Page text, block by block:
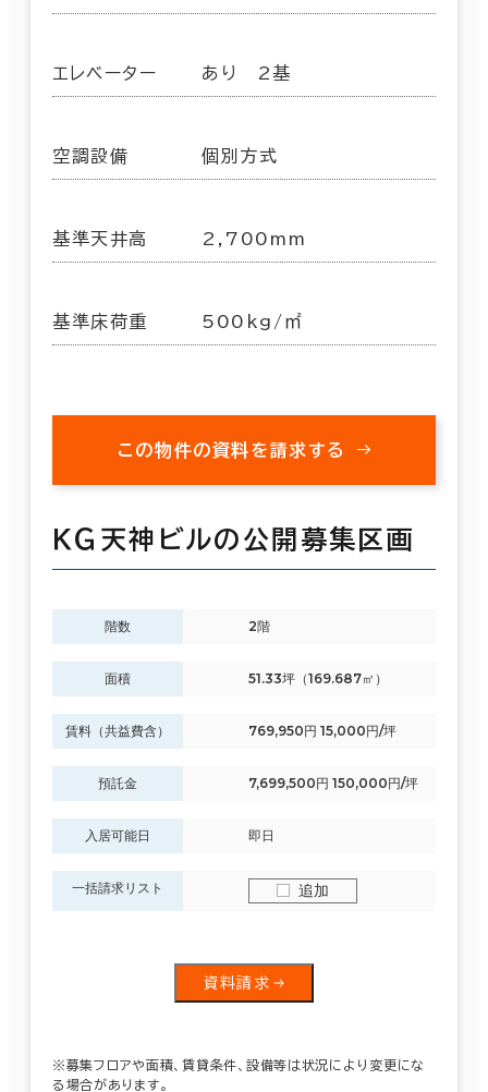
エレベーター あり 2基
空調設備 個別方式
基準天井高 2,700mm
基準床荷重 500kg/㎡
この物件の資料を請求する
ＫＧ天神ビルの公開募集区画
階数 2階
面積 51.33坪（169.687㎡）
賃料（共益費含） 769,950円 15,000円/坪
預託金 7,699,500円 150,000円/坪
入居可能日 即日
一括請求リスト 追加
資料請求
※募集フロアや面積、賃貸条件、設備等は状況により変更にな
る場合があります。